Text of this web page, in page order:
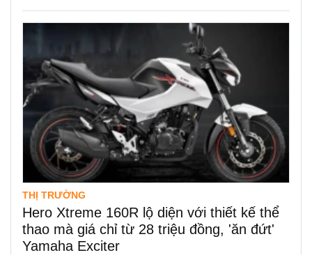
THỊ TRƯỜNG
Hero Xtreme 160R lộ diện với thiết kế thể
thao mà giá chỉ từ 28 triệu đồng, 'ăn đứt'
Yamaha Exciter